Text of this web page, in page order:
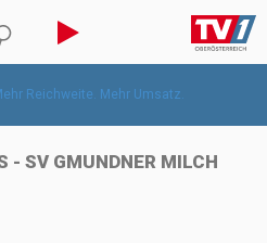
- SV GMUNDNER MILCH